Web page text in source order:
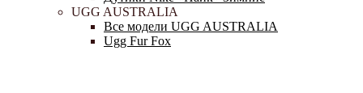
UGG AUSTRALIA
Все модели UGG AUSTRALIA
Ugg Fur Fox